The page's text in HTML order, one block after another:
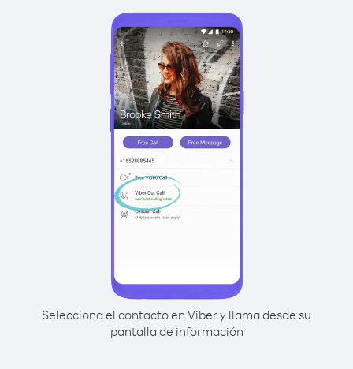
Selecciona el contacto en Viber y llama desde su
pantalla de información